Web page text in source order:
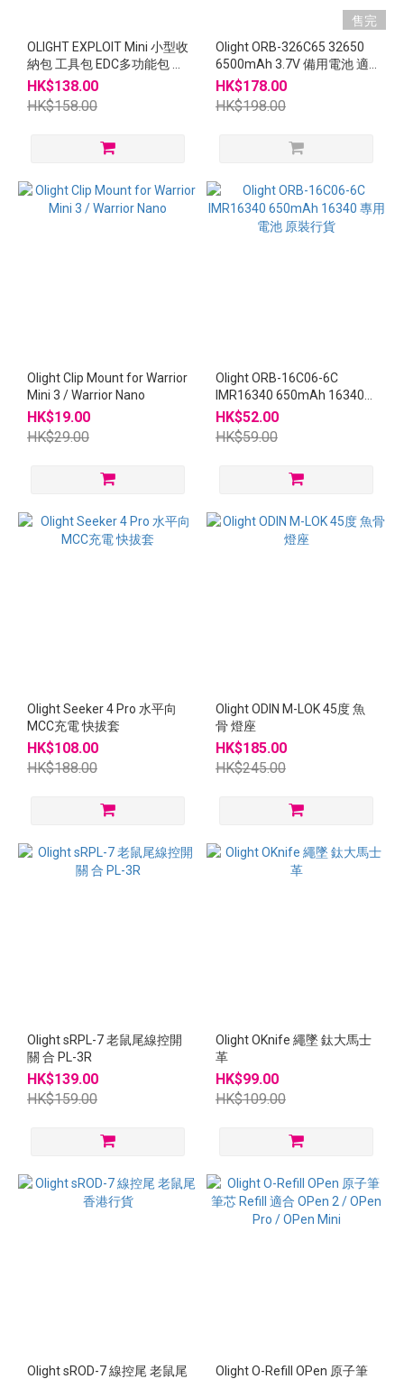
OLIGHT EXPLOIT Mini 小型收
納包 工具包 EDC多功能包 展
示袋
HK$138.00
HK$158.00
售完
Olight ORB-326C65 32650
6500mAh 3.7V 備用電池 適
合Marauder Mini
HK$178.00
HK$198.00
Olight Clip Mount for Warrior
Mini 3 / Warrior Nano
HK$19.00
HK$29.00
Olight ORB-16C06-6C
IMR16340 650mAh 16340
專用電池 原裝行貨
HK$52.00
HK$59.00
Olight Seeker 4 Pro 水平向
MCC充電 快拔套
HK$108.00
HK$188.00
Olight ODIN M-LOK 45度 魚
骨 燈座
HK$185.00
HK$245.00
Olight sRPL-7 老鼠尾線控開
關 合 PL-3R
HK$139.00
HK$159.00
Olight OKnife 繩墜 鈦大馬士
革
HK$99.00
HK$109.00
Olight sROD-7 線控尾 老鼠尾
Olight O-Refill OPen 原子筆